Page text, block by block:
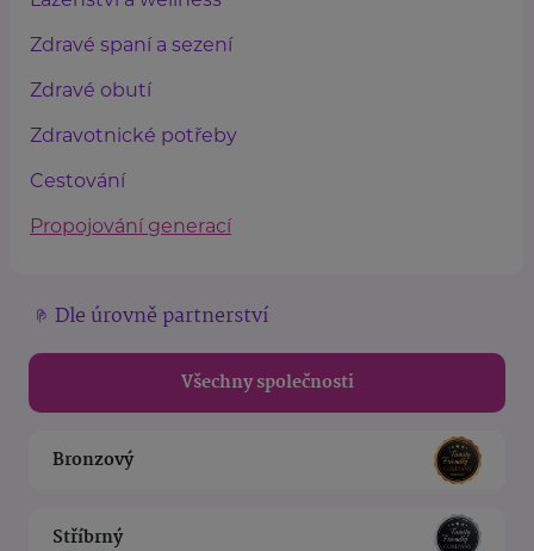
Zdravé spaní a sezení
Zdravé obutí
Zdravotnické potřeby
Cestování
Propojování generací
Dle úrovně partnerství
Všechny společnosti
Bronzový
Stříbrný